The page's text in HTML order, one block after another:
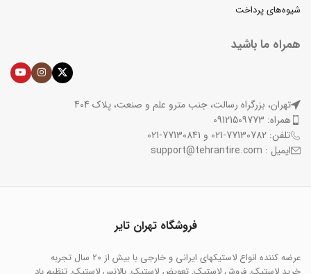
شیوه‌های پرداخت
همراه ما باشید
تهران، بزرگراه رسالت، جنب مترو علم و صنعت، پلاک 404
همراه: 09121509773
تلفن: 77130782-021 و 77130841-021
ایمیل : support@tehrantire.com
فروشگاه تهران تایر
عرضه کننده انواع لاستیکهای ایرانی و خارجی با بیش از 20 سال تجربه